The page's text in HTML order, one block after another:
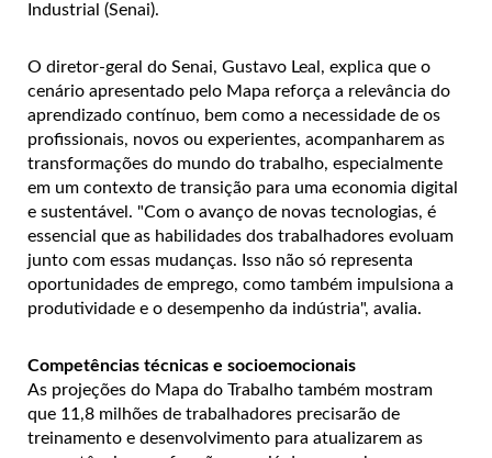
Industrial (Senai).
O diretor-geral do Senai, Gustavo Leal, explica que o
cenário apresentado pelo Mapa reforça a relevância do
aprendizado contínuo, bem como a necessidade de os
profissionais, novos ou experientes, acompanharem as
transformações do mundo do trabalho, especialmente
em um contexto de transição para uma economia digital
e sustentável. "Com o avanço de novas tecnologias, é
essencial que as habilidades dos trabalhadores evoluam
junto com essas mudanças. Isso não só representa
oportunidades de emprego, como também impulsiona a
produtividade e o desempenho da indústria", avalia.
Competências técnicas e socioemocionais
As projeções do Mapa do Trabalho também mostram
que 11,8 milhões de trabalhadores precisarão de
treinamento e desenvolvimento para atualizarem as